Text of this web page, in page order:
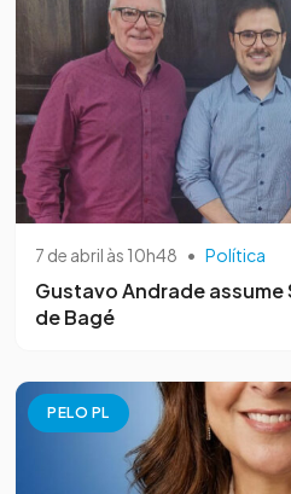
7 de abril às 10h48 • Política
Gustavo Andrade assume
de Bagé
PELO PL